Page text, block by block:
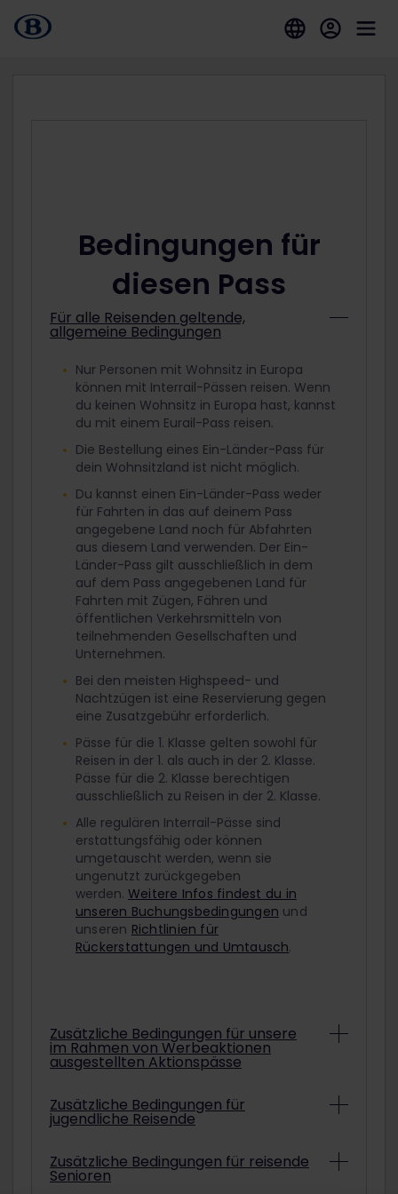
Bedingungen für
diesen Pass
Für alle Reisenden geltende,
allgemeine Bedingungen
Nur Personen mit Wohnsitz in Europa
können mit Interrail-Pässen reisen. Wenn
du keinen Wohnsitz in Europa hast, kannst
du mit einem Eurail-Pass reisen.
Die Bestellung eines Ein-Länder-Pass für
dein Wohnsitzland ist nicht möglich.
Du kannst einen Ein-Länder-Pass weder
für Fahrten in das auf deinem Pass
angegebene Land noch für Abfahrten
aus diesem Land verwenden. Der Ein-
Länder-Pass gilt ausschließlich in dem
auf dem Pass angegebenen Land für
Fahrten mit Zügen, Fähren und
öffentlichen Verkehrsmitteln von
teilnehmenden Gesellschaften und
Unternehmen.
Bei den meisten Highspeed- und
Nachtzügen ist eine Reservierung gegen
eine Zusatzgebühr erforderlich.
Pässe für die 1. Klasse gelten sowohl für
Reisen in der 1. als auch in der 2. Klasse.
Pässe für die 2. Klasse berechtigen
ausschließlich zu Reisen in der 2. Klasse.
Alle regulären Interrail-Pässe sind
erstattungsfähig oder können
umgetauscht werden, wenn sie
ungenutzt zurückgegeben
werden. Weitere Infos findest du in
unseren Buchungsbedingungen und
unseren Richtlinien für
Rückerstattungen und Umtausch.
Zusätzliche Bedingungen für unsere
im Rahmen von Werbeaktionen
ausgestellten Aktionspässe
Abhängig von den konkreten
Bedingungen können Interrail-Pässe aus
erstattet oder umgetauscht werden.
Informationen darüber, ob der gekaufte
Zusätzliche Bedingungen für
jugendliche Reisende
Um mit einem ermäßigten Jugendpass
zu reisen, musst du am ausgewählten
Zusätzliche Bedingungen für reisende
Senioren